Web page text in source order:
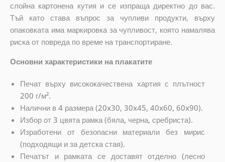
слойна картонена кутия и се изпраща директно до вас.
Тъй като става въпрос за чупливи продукти, върху
опаковката има маркировка за чупливост, която намалява
риска от повреда по време на транспортиране.
Основни характеристики на плакатите
Печат върху висококачествена хартия с плътност
200 г/м².
Налични в 4 размера (20x30, 30x45, 40x60, 60x90).
Избор от 3 цвята рамка (бяла, черна, сребриста).
Изработени от безопасни материали без мирис
(подходящи и за детска стая).
Печатът и рамката се доставят отделно (лесно